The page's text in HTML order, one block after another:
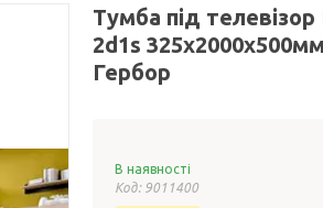
Тумба під
2d1s
Гербор
В наявності
Код: 9011400